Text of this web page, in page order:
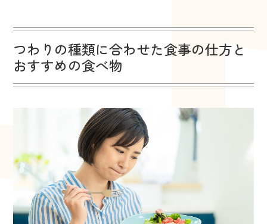
つわりの種類に合わせた食事の仕方と
おすすめの食べ物